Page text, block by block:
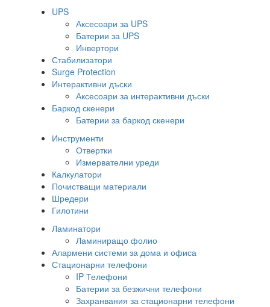
UPS
Аксесоари за UPS
Батерии за UPS
Инвертори
Стабилизатори
Surge Protection
Интерактивни дъски
Аксесоари за интерактивни дъски
Баркод скенери
Батерии за баркод скенери
Инструменти
Отвертки
Измервателни уреди
Калкулатори
Почистващи материали
Шредери
Гилотини
Ламинатори
Ламиниращо фолио
Алармени системи за дома и офиса
Стационарни телефони
IP Телефони
Батерии за безжични телефони
Захранвания за стационарни телефони